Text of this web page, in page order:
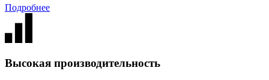
Подробнее
Высокая производительность